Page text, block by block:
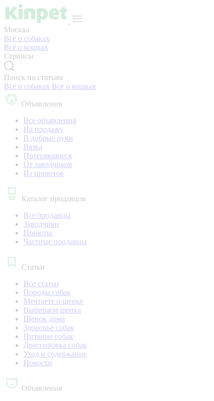
Москва
Всё о собаках
Всё о кошках
Сервисы
Поиск по статьям
Всё о собаках Всё о кошках
Объявления
Все объявления
На продажу
В добрые руки
Вязка
Потерявшиеся
От заводчиков
Из приютов
Каталог продавцов
Все продавцы
Заводчики
Приюты
Частные продавцы
Статьи
Все статьи
Породы собак
Мечтаете о щенке
Выбираем щенка
Щенок дома
Здоровье собак
Питание собак
Дрессировка собак
Уход и содержание
Новости
Объявления